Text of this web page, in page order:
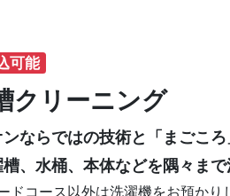
可能
クリーニング
ンならではの技術と「まごこ
槽、水桶、本体などを隅々まで
ドコース以外は洗濯機をお預か